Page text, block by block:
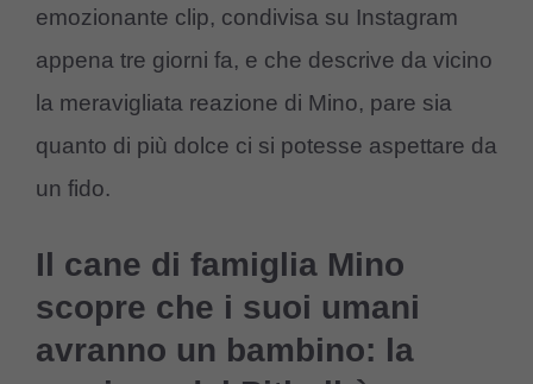
emozionante clip, condivisa su Instagram
appena tre giorni fa, e che descrive da vicino
la meravigliata reazione di Mino, pare sia
quanto di più dolce ci si potesse aspettare da
un fido.
Il cane di famiglia Mino
scopre che i suoi umani
avranno un bambino: la